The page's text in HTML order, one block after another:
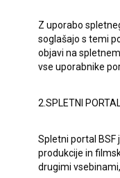
Z uporabo
soglašajo s temi
objavi na
vse uporabnike
2.SPLETNI
Spletni portal
produkcije in
drugimi